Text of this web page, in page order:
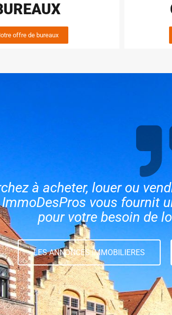
offre de bureaux
à acheter, louer ou
ImmoDesPros vous fournit
pour votre besoin de
LES ANNONCES IMMOBILIERES